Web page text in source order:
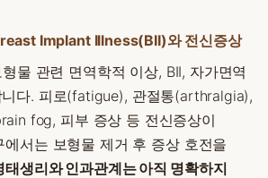
Implant Illness(BII)와 전신증상
물 관련 면역학적 이상, BII, 자가면역
다. 피로(fatigue), 관절통(arthralgia),
fog, 피부 증상 등 전신증상이
에서는 보형물 제거 후 증상 호전을
태생리와 인과관계는 아직 명확하지